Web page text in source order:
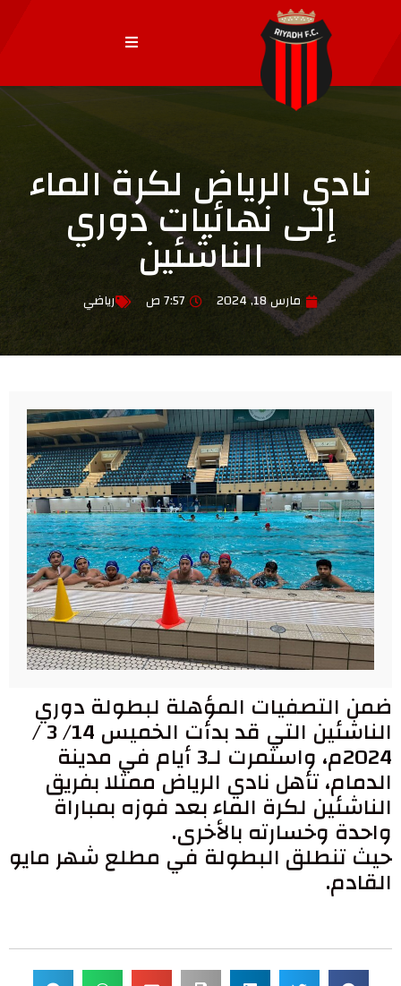
نادي الرياض لكرة الماء
إلى نهائيات دوري
الناشئين
مارس 18, 2024 7:57 ص رياضي
ضمن التصفيات المؤهلة لبطولة دوري
الناشئين التي قد بدأت الخميس 14/ 3 /
2024م، واستمرت لـ3 أيام في مدينة
الدمام، تأهل نادي الرياض ممثلا بفريق
الناشئين لكرة الماء بعد فوزه بمباراة
واحدة وخسارته بالأخرى.
حيث تنطلق البطولة في مطلع شهر مايو
القادم.